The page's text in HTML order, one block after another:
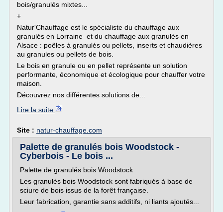
bois/granulés mixtes...
+
Natur'Chauffage est le spécialiste du chauffage aux
granulés en Lorraine et du chauffage aux granulés en
Alsace : poêles à granulés ou pellets, inserts et chaudières
au granules ou pellets de bois.
Le bois en granule ou en pellet représente un solution
performante, économique et écologique pour chauffer votre
maison.
Découvrez nos différentes solutions de...
Lire la suite
Site : natur-chauffage.com
Palette de granulés bois Woodstock -
Cyberbois - Le bois ...
Palette de granulés bois Woodstock
Les granulés bois Woodstock sont fabriqués à base de
sciure de bois issus de la forêt française.
Leur fabrication, garantie sans additifs, ni liants ajoutés...